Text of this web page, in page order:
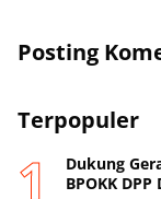
Posting
Terpopuler
Dukung
BPOKK